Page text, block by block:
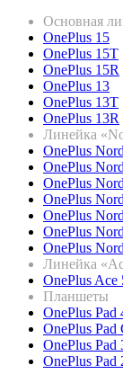
Основная
OnePlus 15
OnePlus 15T
OnePlus 15R
OnePlus 13
OnePlus 13T
OnePlus 13R
Линейка
OnePlus
OnePlus
OnePlus
OnePlus
OnePlus
OnePlus
OnePlus
Линейка
OnePlus Ace
Планшеты
OnePlus Pad
OnePlus Pad
OnePlus Pad
OnePlus Pad